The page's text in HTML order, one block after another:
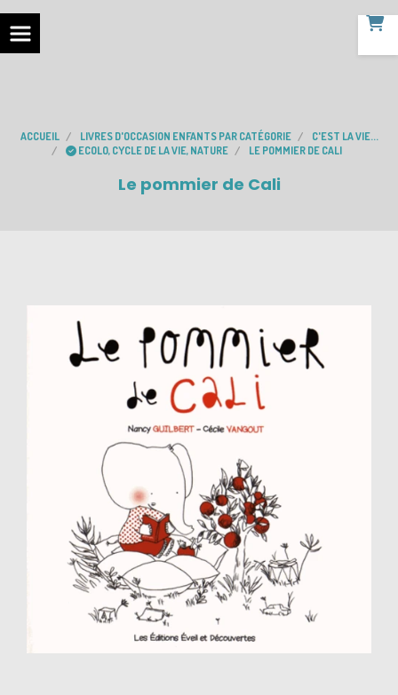
ACCUEIL LIVRES D'OCCASION ENFANTS PAR CATÉGORIE
C'EST LA VIE...
ECOLO, CYCLE DE LA VIE, NATURE
LE POMMIER DE CALI
Le pommier de Cali